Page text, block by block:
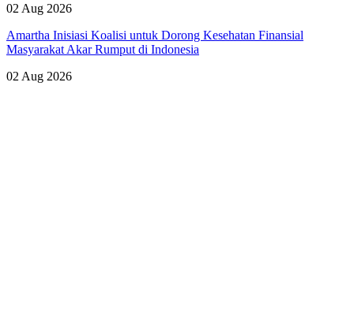
02 Aug 2026
Amartha Inisiasi Koalisi untuk Dorong Kesehatan Finansial
Masyarakat Akar Rumput di Indonesia
02 Aug 2026